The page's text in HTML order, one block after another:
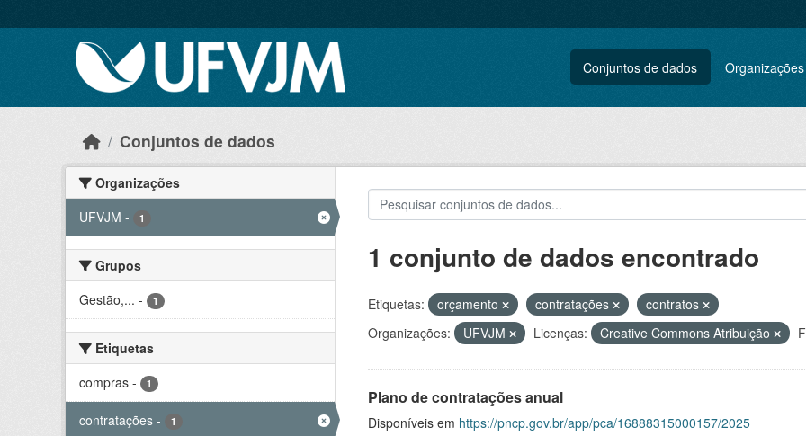
Conjuntos de dados Organizações
Conjuntos de dados
Organizações
UFVJM - 1
Grupos
Gestão,... - 1
Etiquetas
compras - 1
contratações - 1
1 conjunto de dados encontrado
Etiquetas: orçamento contratações
contratos
Organizações:
UFVJM Licenças: Creative Commons Atribuição
Plano de contratações anual
Disponíveis em https://pncp.gov.br/app/pca/16888315000157/2025